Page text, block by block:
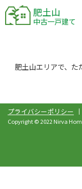
肥土山
中古一戸建て
肥土山エリアで、た
プライバシーポリシー
Copyright © 2022 Nirva